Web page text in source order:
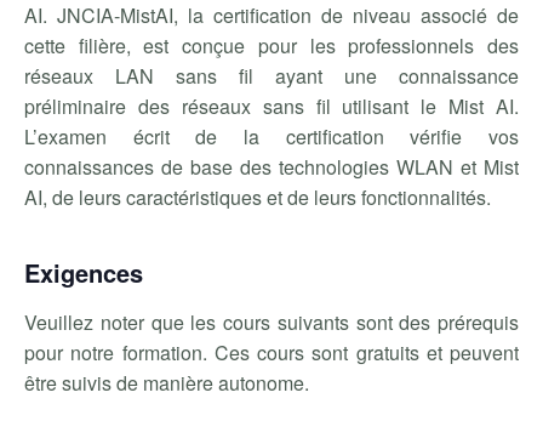
AI. JNCIA-MistAI, la certification de niveau associé de
cette filière, est conçue pour les professionnels des
réseaux LAN sans fil ayant une connaissance
préliminaire des réseaux sans fil utilisant le Mist AI.
L’examen écrit de la certification vérifie vos
connaissances de base des technologies WLAN et Mist
AI, de leurs caractéristiques et de leurs fonctionnalités.
Exigences
Veuillez noter que les cours suivants sont des prérequis
pour notre formation. Ces cours sont gratuits et peuvent
être suivis de manière autonome.